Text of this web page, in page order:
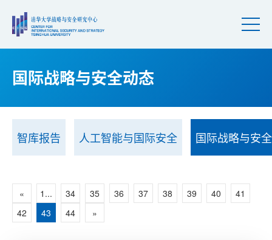
国际战略与安全动态
智库报告 人工智能与国际安全 国际战略与安
« 1... 34 35 36 37 38 39 40
41
42
43 44 »